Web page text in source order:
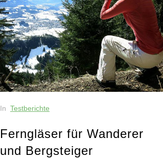
In Testberichte
Ferngläser für Wanderer
und Bergsteiger